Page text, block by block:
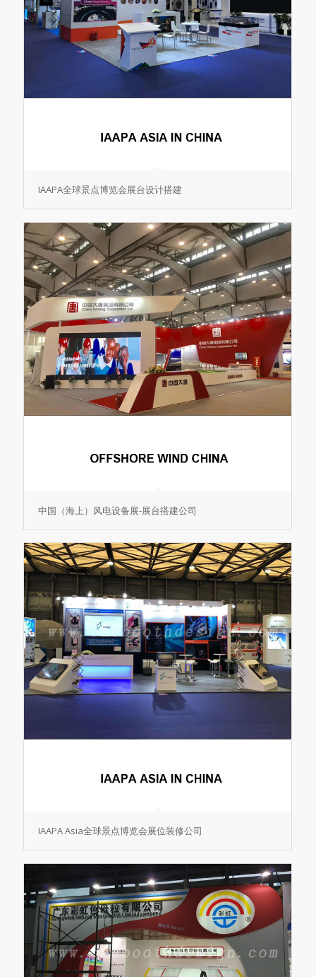
IAAPA全球景点博览会展台设计搭建
中国（海上）风电设备展-展台搭建公司
IAAPA Asia全球景点博览会展位装修公司